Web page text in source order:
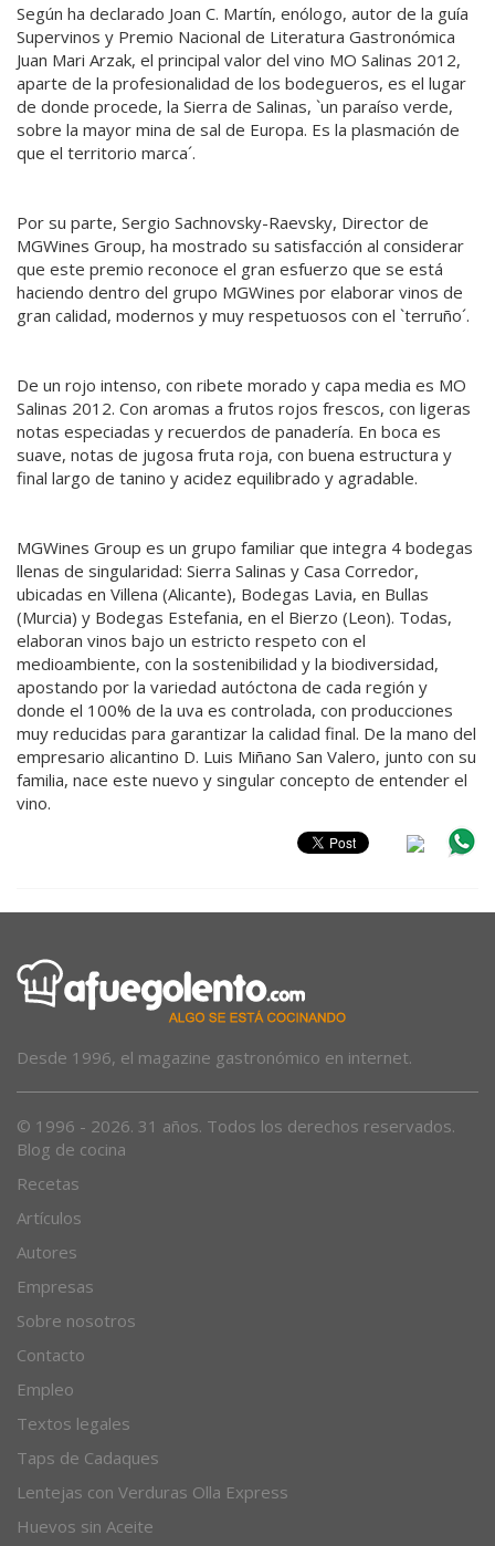
Según ha declarado Joan C. Martín, enólogo, autor de la guía
Supervinos y Premio Nacional de Literatura Gastronómica
Juan Mari Arzak, el principal valor del vino MO Salinas 2012,
aparte de la profesionalidad de los bodegueros, es el lugar
de donde procede, la Sierra de Salinas, `un paraíso verde,
sobre la mayor mina de sal de Europa. Es la plasmación de
que el territorio marca´.
Por su parte, Sergio Sachnovsky-Raevsky, Director de
MGWines Group, ha mostrado su satisfacción al considerar
que este premio reconoce el gran esfuerzo que se está
haciendo dentro del grupo MGWines por elaborar vinos de
gran calidad, modernos y muy respetuosos con el `terruño´.
De un rojo intenso, con ribete morado y capa media es MO
Salinas 2012. Con aromas a frutos rojos frescos, con ligeras
notas especiadas y recuerdos de panadería. En boca es
suave, notas de jugosa fruta roja, con buena estructura y
final largo de tanino y acidez equilibrado y agradable.
MGWines Group es un grupo familiar que integra 4 bodegas
llenas de singularidad: Sierra Salinas y Casa Corredor,
ubicadas en Villena (Alicante), Bodegas Lavia, en Bullas
(Murcia) y Bodegas Estefania, en el Bierzo (Leon). Todas,
elaboran vinos bajo un estricto respeto con el
medioambiente, con la sostenibilidad y la biodiversidad,
apostando por la variedad autóctona de cada región y
donde el 100% de la uva es controlada, con producciones
muy reducidas para garantizar la calidad final. De la mano del
empresario alicantino D. Luis Miñano San Valero, junto con su
familia, nace este nuevo y singular concepto de entender el
vino.
Desde 1996, el magazine gastronómico en internet.
© 1996 - 2026. 31 años. Todos los derechos reservados.
Blog de cocina
Recetas
Artículos
Autores
Empresas
Sobre nosotros
Contacto
Empleo
Textos legales
Taps de Cadaques
Lentejas con Verduras Olla Express
Huevos sin Aceite